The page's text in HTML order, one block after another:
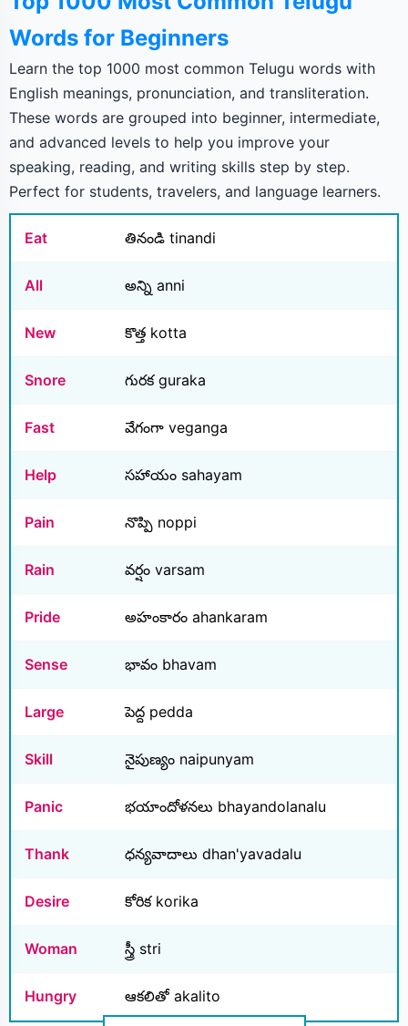
Words for Beginners
Learn the top 1000 most common Telugu words with
English meanings, pronunciation, and transliteration.
These words are grouped into beginner, intermediate,
and advanced levels to help you improve your
speaking, reading, and writing skills step by step.
Perfect for students, travelers, and language learners.
Eat తినండి tinandi
All అన్ని anni
New కొత్త kotta
Snore గురక guraka
Fast వేగంగా veganga
Help సహాయం sahayam
Pain నొప్పి noppi
Rain వర్షం varsam
Pride అహంకారం ahankaram
Sense భావం bhavam
Large పెద్ద pedda
Skill నైపుణ్యం naipunyam
Panic భయాందోళనలు bhayandolanalu
Thank ధన్యవాదాలు dhan'yavadalu
Desire కోరిక korika
Woman స్త్రీ stri
Hungry
ఆకలితో akalito